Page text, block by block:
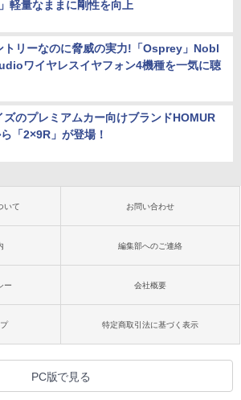
軽量なままに剛性を向上
トリーなのに脅威の実力!「Osprey」Nobl
ワイヤレスイヤフォン4機種を一気に聴
ズのプレミアムカー向けブランドHOMUR
「2×9R」が登場！
いて お問い合わせ
編集部へのご連絡
ー 会社概要
特定商取引法に基づく表示
PC版で見る